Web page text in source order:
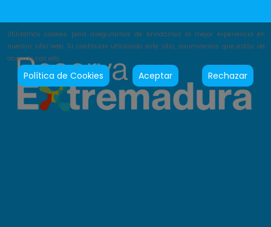
Utilizamos cookies para asegurarnos de brindarnos la mejor experiencia en
nuestro sitio web. Si continúas utilizando este sitio, asumiremos que estás de
acuerdo con ello.
Política de Cookies Aceptar Rechazar